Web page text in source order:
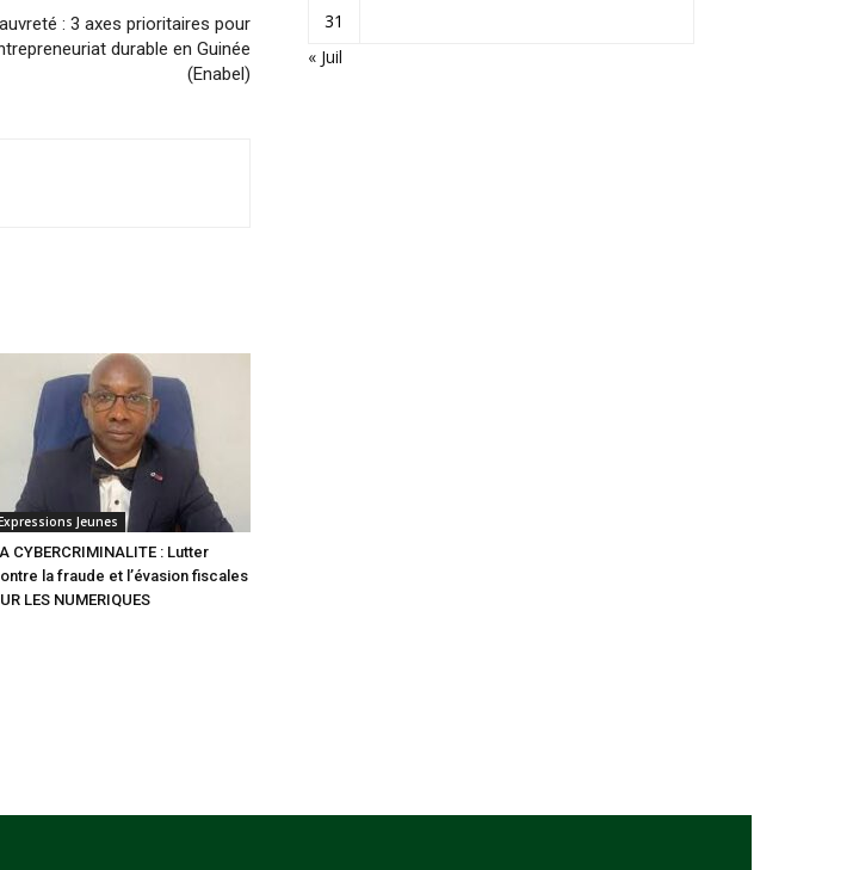
: 3 axes prioritaires pour
durable en Guinée
(Enabel)
Jeunes
CYBERCRIMINALITE : Lutter
la fraude et l’évasion fiscales
LES NUMERIQUES
31
« Juil